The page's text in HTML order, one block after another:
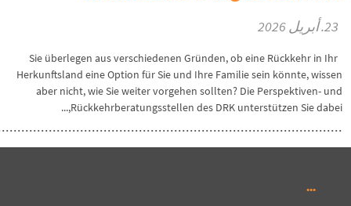
23. أبريل 2026
Sie überlegen aus verschiedenen Gründen, ob eine Rückkehr in Ihr
Herkunftsland eine Option für Sie und Ihre Familie sein könnte, wissen
aber nicht, wie Sie weiter vorgehen sollten? Die Perspektiven- und
Rückkehrberatungsstellen des DRK unterstützen Sie dabei,...